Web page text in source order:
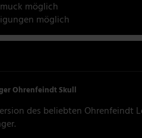
möglich
möglich
Ohrenfeindt Skull
des beliebten Ohrenfeindt